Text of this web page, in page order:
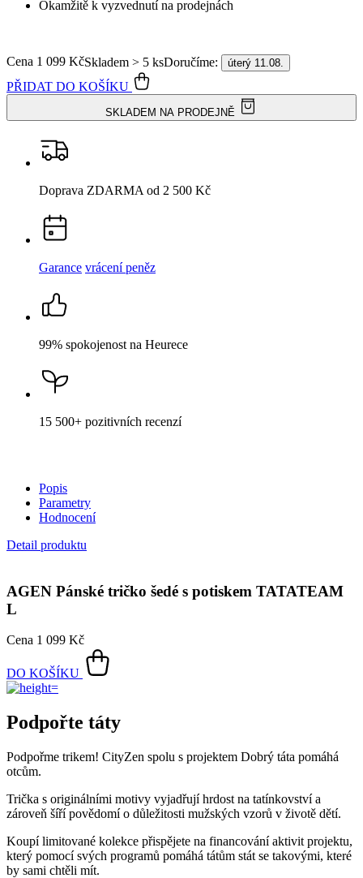
Okamžitě k vyzvednutí na prodejnách
Skladem > 5 ksDoručíme: úterý 11.08.
Cena 1 099 Kč
PŘIDAT DO KOŠÍKU
SKLADEM NA PRODEJNĚ
Doprava ZDARMA od 2 500 Kč
Garance vrácení peněz
99% spokojenost na Heurece
15 500+ pozitivních recenzí
Popis
Parametry
Hodnocení
Detail produktu
AGEN Pánské tričko šedé s potiskem TATATEAM
L
Cena 1 099 Kč
DO KOŠÍKU
Podpořte táty
Podpořme trikem! CityZen spolu s projektem Dobrý táta pomáhá
otcům.
Trička s originálními motivy vyjadřují hrdost na tatínkovství a
zároveň šíří povědomí o důležitosti mužských vzorů v životě dětí.
Koupí limitované kolekce přispějete na financování aktivit projektu,
který pomocí svých programů pomáhá tátům stát se takovými, které
by sami chtěli mít.